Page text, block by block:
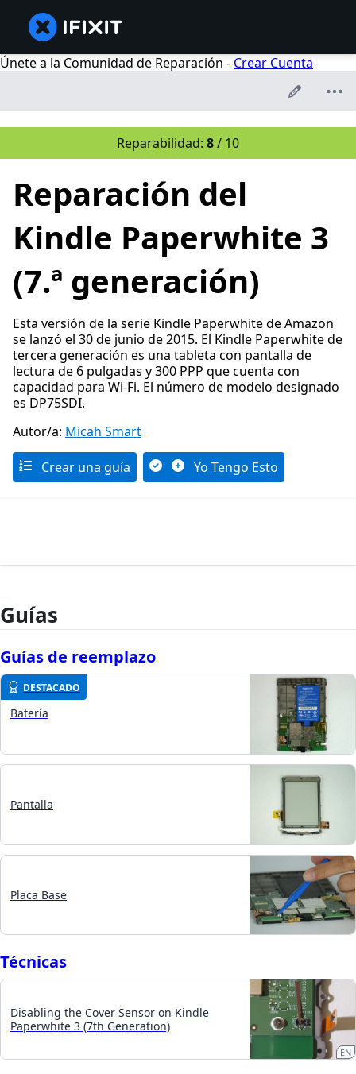
Únete a la Comunidad de Reparación - Crear Cuenta
Reparabilidad: 8/ 10
Reparación del
Kindle Paperwhite 3
(7.ª generación)
Esta versión de la serie Kindle Paperwhite de Amazon
se lanzó el 30 de junio de 2015. El Kindle Paperwhite de
tercera generación es una tableta con pantalla de
lectura de 6 pulgadas y 300 PPP que cuenta con
capacidad para Wi-Fi. El número de modelo designado
es DP75SDI.
Autor/a: Micah Smart
Crear una guía Yo Tengo Esto
Guías
Guías de reemplazo
DESTACADO
Batería
Pantalla
Placa Base
Técnicas
Disabling the Cover Sensor on Kindle
Paperwhite 3 (7th Generation)
EN